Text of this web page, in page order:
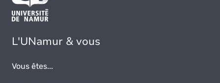
L'UNamur & vous
Vous êtes...